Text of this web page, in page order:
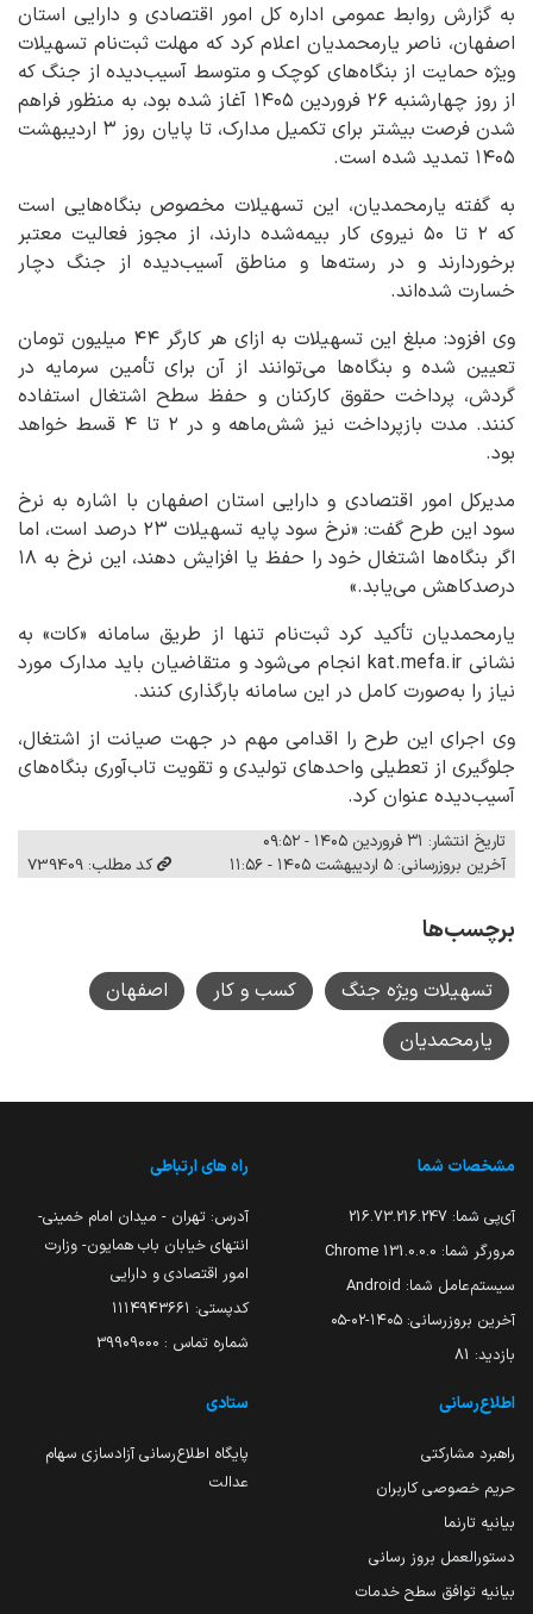
به گزارش روابط عمومی اداره کل امور اقتصادی و دارایی استان
اصفهان، ناصر یارمحمدیان اعلام کرد که مهلت ثبت‌نام تسهیلات
ویژه حمایت از بنگاه‌های کوچک و متوسط آسیب‌دیده از جنگ که
از روز چهارشنبه ۲۶ فروردین ۱۴۰۵ آغاز شده بود، به منظور فراهم
شدن فرصت بیشتر برای تکمیل مدارک، تا پایان روز ۳ اردیبهشت
۱۴۰۵ تمدید شده است.
به گفته یارمحمدیان، این تسهیلات مخصوص بنگاه‌هایی است
که ۲ تا ۵۰ نیروی کار بیمه‌شده دارند، از مجوز فعالیت معتبر
برخوردارند و در رسته‌ها و مناطق آسیب‌دیده از جنگ دچار
خسارت شده‌اند.
وی افزود: مبلغ این تسهیلات به ازای هر کارگر ۴۴ میلیون تومان
تعیین شده و بنگاه‌ها می‌توانند از آن برای تأمین سرمایه در
گردش، پرداخت حقوق کارکنان و حفظ سطح اشتغال استفاده
کنند. مدت بازپرداخت نیز شش‌ماهه و در ۲ تا ۴ قسط خواهد
بود.
مدیرکل امور اقتصادی و دارایی استان اصفهان با اشاره به نرخ
سود این طرح گفت: «نرخ سود پایه تسهیلات ۲۳ درصد است، اما
اگر بنگاه‌ها اشتغال خود را حفظ یا افزایش دهند، این نرخ به ۱۸
درصدکاهش می‌یابد.»
یارمحمدیان تأکید کرد ثبت‌نام تنها از طریق سامانه «کات» به
نشانی kat.mefa.ir انجام می‌شود و متقاضیان باید مدارک مورد
نیاز را به‌صورت کامل در این سامانه بارگذاری کنند.
وی اجرای این طرح را اقدامی مهم در جهت صیانت از اشتغال،
جلوگیری از تعطیلی واحدهای تولیدی و تقویت تاب‌آوری بنگاه‌های
آسیب‌دیده عنوان کرد.
تاریخ انتشار: ۳۱ فروردین ۱۴۰۵ - ۰۹:۵۲
آخرین بروزرسانی: ۵ اردیبهشت ۱۴۰۵ - ۱۱:۵۶
کد مطلب: 739409
برچسب‌ها
تسهیلات ویژه جنگ کسب و کار
اصفهان
یارمحمدیان
مشخصات شما
آی‌پی شما: 216.73.216.247
مرورگر شما: 131.0.0.0 Chrome
سیستم‌عامل شما: Android
آخرین بروزرسانی: ۱۴۰۵-۰۲-۰۵
بازدید: 81
راه های ارتباطی
آدرس: تهران - میدان امام خمینی-
انتهای خیابان باب همایون- وزارت
امور اقتصادی و دارایی
کدپستی: ۱۱۱۴۹۴۳۶۶۱
شماره تماس : 39909000
اطلاع‌رسانی
راهبرد مشارکتی
حریم خصوصی کاربران
بیانیه تارنما
دستورالعمل بروز رسانی
بیانیه توافق سطح خدمات
ستادی
پایگاه اطلاع‌رسانی آزادسازی سهام
عدالت